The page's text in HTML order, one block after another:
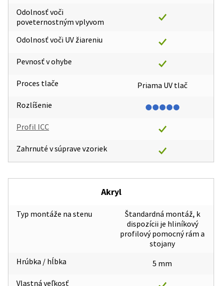
Odolnosť voči
poveternostným vplyvom
Odolnosť voči UV žiareniu
Pevnosť v ohybe
Proces tlače
Rozlíšenie
Profil ICC
Zahrnuté v súprave vzoriek
Priama UV tlač
Akryl
Typ montáže na stenu
Hrúbka / hĺbka
Vlastná veľkosť
Štandardná montáž, k
dispozícii je hliníkový
profilový pomocný rám a
stojany
5 mm